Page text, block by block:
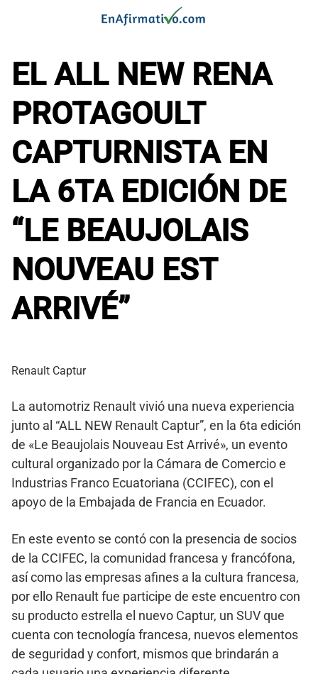
EL ALL NEW RENA
PROTAGOULT
CAPTURNISTA EN
LA 6TA EDICIÓN DE
“LE BEAUJOLAIS
NOUVEAU EST
ARRIVÉ”
Renault Captur
La automotriz Renault vivió una nueva experiencia
junto al “ALL NEW Renault Captur”, en la 6ta edición
de «Le Beaujolais Nouveau Est Arrivé», un evento
cultural organizado por la Cámara de Comercio e
Industrias Franco Ecuatoriana (CCIFEC), con el
apoyo de la Embajada de Francia en Ecuador.
En este evento se contó con la presencia de socios
de la CCIFEC, la comunidad francesa y francófona,
así como las empresas afines a la cultura francesa,
por ello Renault fue participe de este encuentro con
su producto estrella el nuevo Captur, un SUV que
cuenta con tecnología francesa, nuevos elementos
de seguridad y confort, mismos que brindarán a